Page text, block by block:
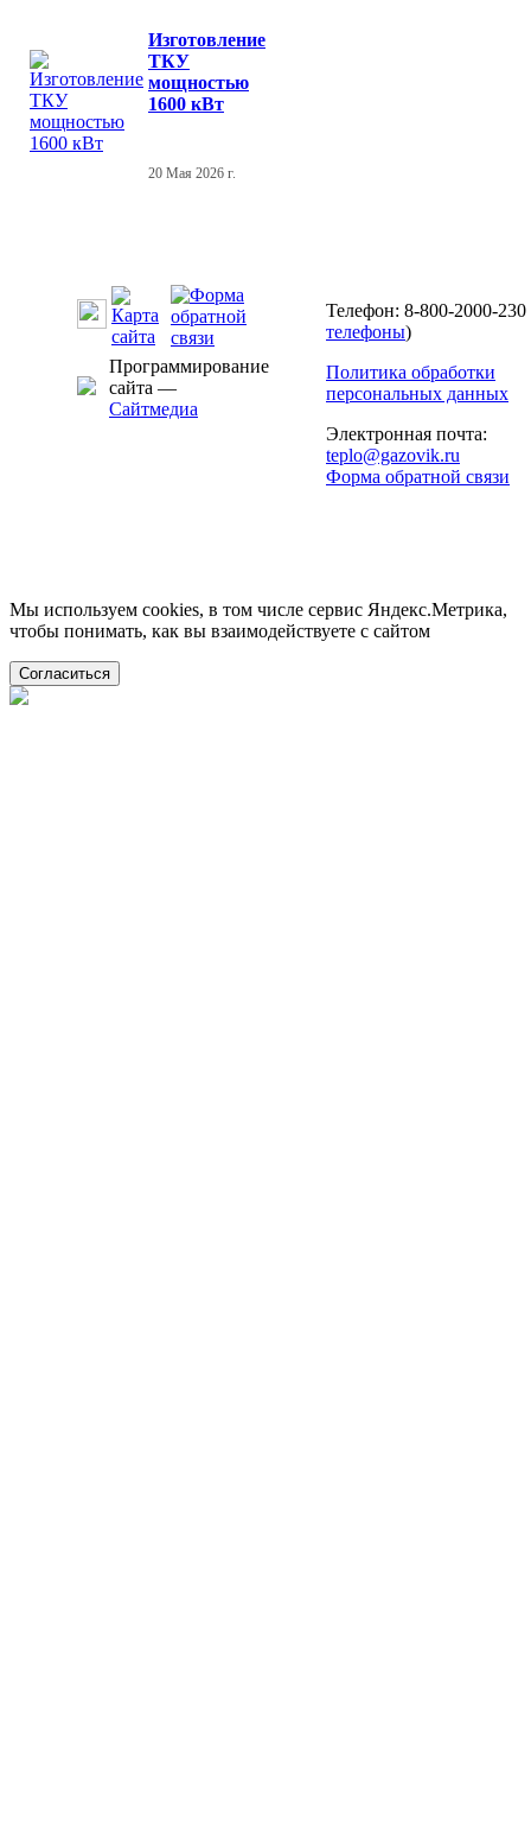
Изготовление
ТКУ
мощностью
1600 кВт
20 Мая 2026 г.
Программирование
сайта —
Сайтмедиа
Телефон: 8-800-2000-230
телефоны)
Политика обработки
персональных данных
Электронная почта:
teplo@gazovik.ru
Форма обратной связи
Мы используем cookies, в том числе сервис Яндекс.Метрика,
чтобы понимать, как вы взаимодействуете с сайтом
Согласиться